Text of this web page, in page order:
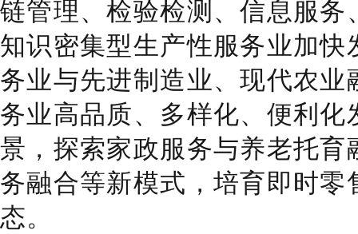
链管理、检验检测、信息服
知识密集型生产性服务业加
务业与先进制造业、现代农
务业高品质、多样化、便利
景，探索家政服务与养老托
务融合等新模式，培育即时
态。